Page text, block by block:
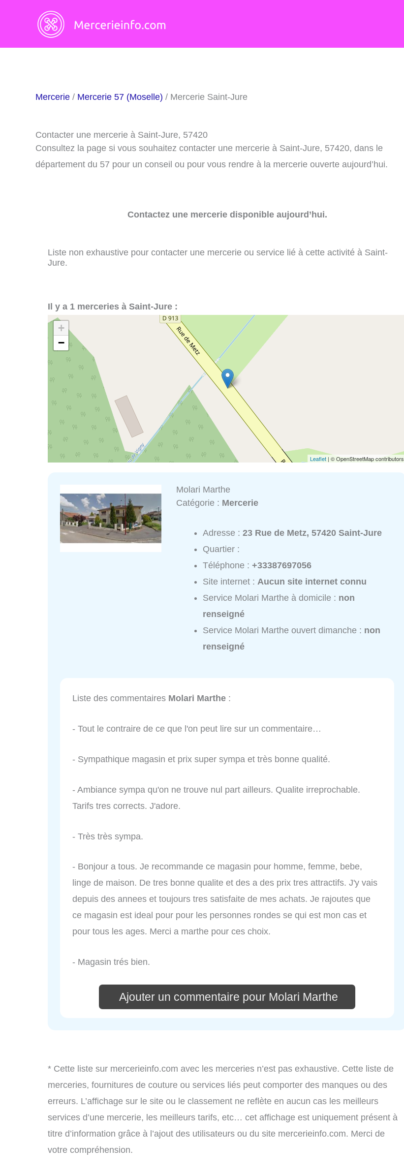
Mercerie / Mercerie 57 (Moselle) / Mercerie Saint-Jure
Contacter une mercerie à Saint-Jure, 57420
Consultez la page si vous souhaitez contacter une mercerie à Saint-Jure, 57420, dans le
département du 57 pour un conseil ou pour vous rendre à la mercerie ouverte aujourd’hui.
Contactez une mercerie disponible aujourd’hui.
Liste non exhaustive pour contacter une mercerie ou service lié à cette activité à Saint-
Jure.
Il y a 1 merceries à Saint-Jure :
+
−
Leaflet | © OpenStreetMap contributors
Molari Marthe
Catégorie : Mercerie
Adresse :23 Rue de Metz, 57420 Saint-Jure
Quartier :
Téléphone :+33387697056
Site internet :Aucun site internet connu
Service Molari Marthe à domicile : non
renseigné
Service Molari Marthe ouvert dimanche : non
renseigné
Liste des commentaires Molari Marthe :
- Tout le contraire de ce que l'on peut lire sur un commentaire…
- Sympathique magasin et prix super sympa et très bonne qualité.
- Ambiance sympa qu'on ne trouve nul part ailleurs. Qualite irreprochable.
Tarifs tres corrects. J'adore.
- Très très sympa.
- Bonjour a tous. Je recommande ce magasin pour homme, femme, bebe,
linge de maison. De tres bonne qualite et des a des prix tres attractifs. J'y vais
depuis des annees et toujours tres satisfaite de mes achats. Je rajoutes que
ce magasin est ideal pour pour les personnes rondes se qui est mon cas et
pour tous les ages. Merci a marthe pour ces choix.
- Magasin trés bien.
Ajouter un commentaire pour Molari Marthe
* Cette liste sur mercerieinfo.com avec les merceries n’est pas exhaustive. Cette liste de
merceries, fournitures de couture ou services liés peut comporter des manques ou des
erreurs. L’affichage sur le site ou le classement ne reflète en aucun cas les meilleurs
services d’une mercerie, les meilleurs tarifs, etc… cet affichage est uniquement présent à
titre d’information grâce à l’ajout des utilisateurs ou du site mercerieinfo.com. Merci de
votre compréhension.